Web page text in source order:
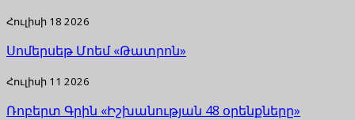
Հուլիսի 18 2026
Սոմերսեթ Մոեմ «Թատրոն»
Հուլիսի 11 2026
Ռոբերտ Գրին «Իշխանության 48 օրենքները»